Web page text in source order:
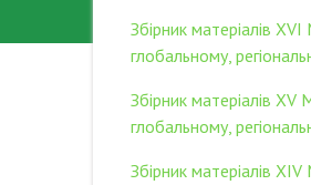
Збірник матеріалів
глобальному,
Збірник матеріалів
глобальному,
Збірник матеріалів